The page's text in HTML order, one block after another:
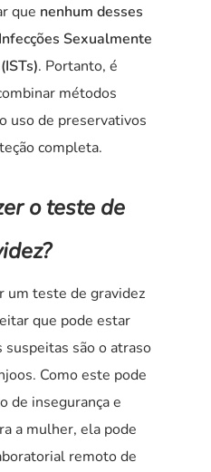
que nenhum desses
Sexualmente
. Portanto, é
métodos
uso de preservativos
completa.
o teste de
um teste de gravidez
que pode estar
são o atraso
Como este pode
de insegurança e
a mulher, ela pode
remoto de